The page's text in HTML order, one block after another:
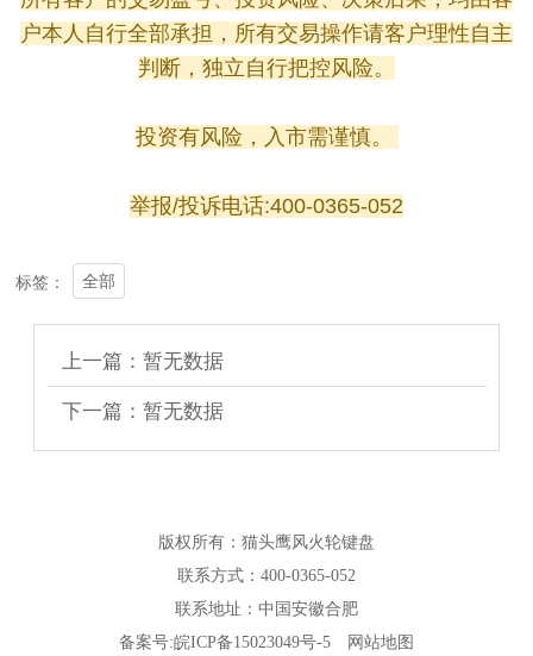
户本人自行全部承担，所有交易操作请客户理性自主
判断，独立自行把控风险。
投资有风险，入市需谨慎。
举报/投诉电话:400-0365-052
标签： 全部
上一篇：暂无数据
下一篇：暂无数据
版权所有：猫头鹰风火轮键盘
联系方式：400-0365-052
联系地址：中国安徽合肥
备案号:皖ICP备15023049号-5 网站地图